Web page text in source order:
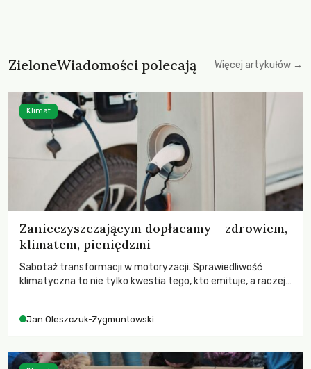
ZieloneWiadomości polecają Więcej artykułów →
Zanieczyszczającym dopłacamy – zdrowiem,
klimatem, pieniędzmi
Sabotaż transformacji w motoryzacji. Sprawiedliwość
klimatyczna to nie tylko kwestia tego, kto emituje, a raczej
Jan Oleszczuk-Zygmuntowski
Klimat